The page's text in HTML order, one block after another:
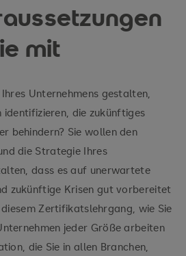
risk (CVAR)
(EVT)
mit
Unternehmens gestalten,
identifizieren, die zukünftiges
behindern? Sie wollen den
die Strategie Ihres
dass es auf unerwartete
zukünftige Krisen gut vorbereitet
Zertifikatslehrgang, wie Sie
jeder Größe arbeiten
die Sie in allen Branchen,